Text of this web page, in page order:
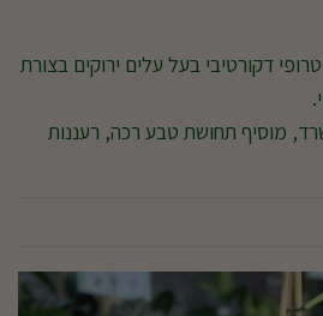
דקורטיבי בעל עלים ירוקים בצורת
מוסיף תחושת טבע רכה, רעננות